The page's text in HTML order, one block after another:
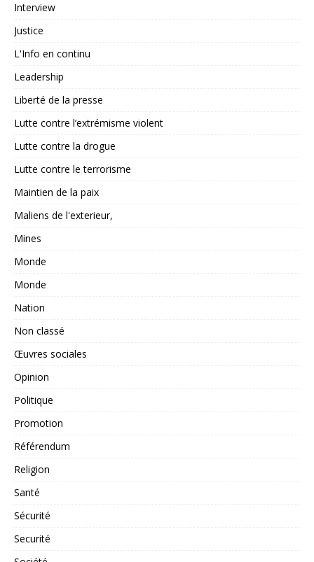
Interview
Justice
L'Info en continu
Leadership
Liberté de la presse
Lutte contre l’extrémisme violent
Lutte contre la drogue
Lutte contre le terrorisme
Maintien de la paix
Maliens de l'exterieur,
Mines
Monde
Monde
Nation
Non classé
Œuvres sociales
Opinion
Politique
Promotion
Référendum
Religion
Santé
Sécurité
Securité